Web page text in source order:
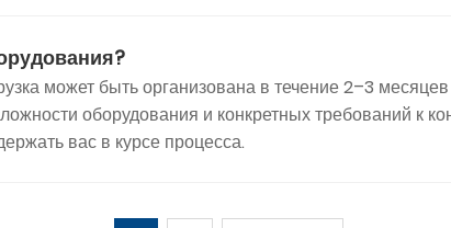
может быть организована в течение 2–3
оборудования и конкретных требований
вас в курсе процесса.